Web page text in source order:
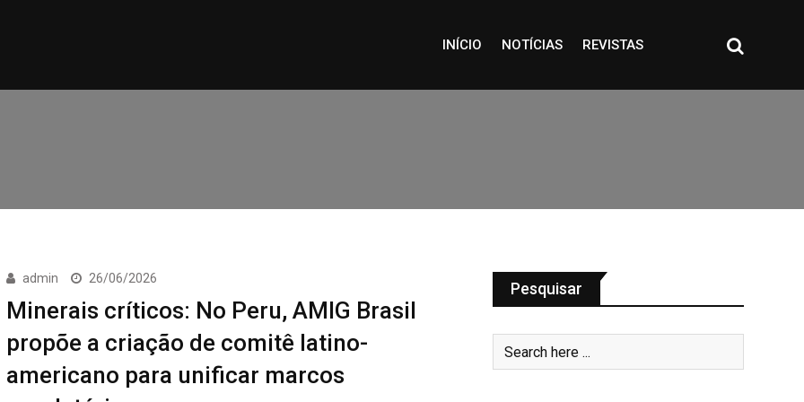
INÍCIO NOTÍCIAS REVISTAS
admin 26/06/2026
Minerais críticos: No Peru, AMIG Brasil
propõe a criação de comitê latino-
americano para unificar marcos
Pesquisar